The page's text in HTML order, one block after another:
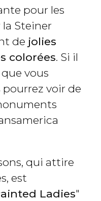
pour les
Steiner
de jolies
colorées. Si il
vous
voir de
qui attire
est
Ladies"